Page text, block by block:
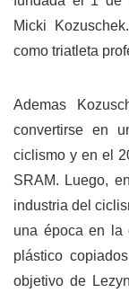
Micki
como triatleta
Ademas
convertirse en
ciclismo y en el
SRAM. Luego,
industria del
una época en la
plástico
objetivo de